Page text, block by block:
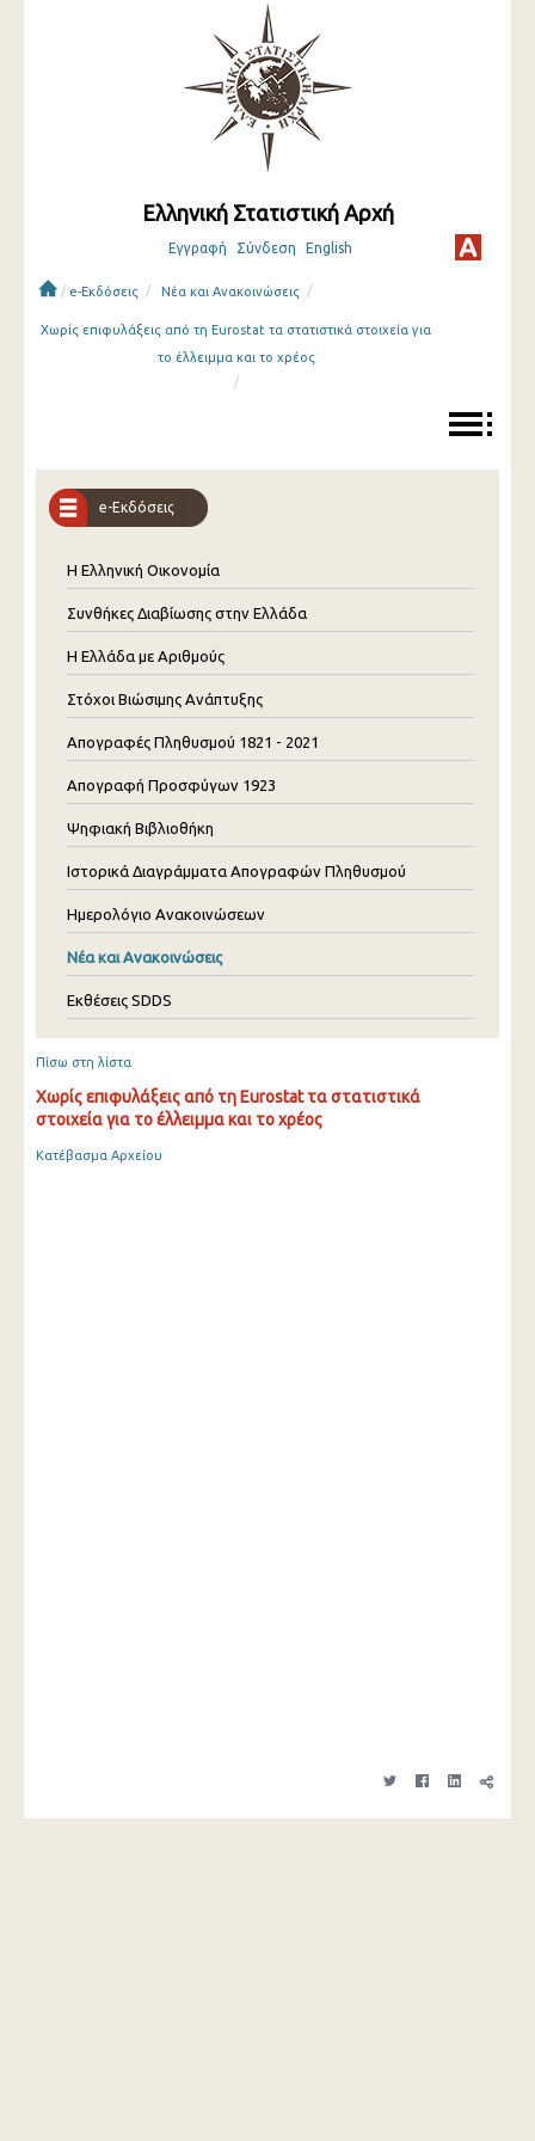
Ελληνική Στατιστική Αρχή
Εγγραφή Σύνδεση English
/ e-Εκδόσεις / Νέα και Ανακοινώσεις /
Χωρίς επιφυλάξεις από τη Eurostat τα στατιστικά στοιχεία για
το έλλειμμα και το χρέος
/
e-Εκδόσεις
Η Ελληνική Οικονομία
Συνθήκες Διαβίωσης στην Ελλάδα
Η Ελλάδα με Αριθμούς
Στόχοι Βιώσιμης Ανάπτυξης
Απογραφές Πληθυσμού 1821 - 2021
Απογραφή Προσφύγων 1923
Ψηφιακή Βιβλιοθήκη
Ιστορικά Διαγράμματα Απογραφών Πληθυσμού
Ημερολόγιο Ανακοινώσεων
Νέα και Ανακοινώσεις
Εκθέσεις SDDS
Πίσω στη λίστα
Χωρίς επιφυλάξεις από τη Eurostat τα στατιστικά
στοιχεία για το έλλειμμα και το χρέος
Κατέβασμα Αρχείου